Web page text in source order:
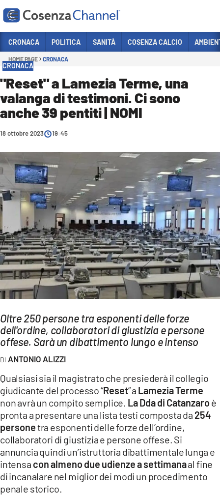
Sezioni
POLITICA
COSENZA CALCIO
ECONOMIA E LAVORO
SANITÀ
SPORT
CULTURA
AMBIENTE
Streaming
LAC TV
LAC NETWORK
LAC ONAIR
LaC
Network
LACONAIR.IT
LACITYMAG.IT
ILREGGINO.IT
COSENZACHANNEL.IT
ILVIBONESE.IT
CATANZAROCHANNEL.IT
CRONACA POLITICA SANITÀ COSENZA CALCIO
HOME PAGE CRONACA
CRONACA
"Reset" a Lamezia Terme, una
valanga di testimoni. Ci sono
anche 39 pentiti | NOMI
18 ottobre 2023 19:45
Oltre 250 persone tra esponenti delle forze
dell'ordine, collaboratori di giustizia e persone
offese. Sarà un dibattimento lungo e intenso
ANTONIO ALIZZI
Qualsiasi sia il magistrato che presiederà il collegio
giudicante del processo “Reset” a Lamezia Terme
non avrà un compito semplice. La Dda di Catanzaroè
pronta a presentare una lista testi composta da 254
personetra esponenti delle forze dell’ordine,
collaboratori di giustizia e persone offese. Si
annuncia quindi un’istruttoria dibattimentale lunga e
intensa con almeno due udienze a settimanaal fine
di incanalare nel miglior dei modi un procedimento
penale storico.